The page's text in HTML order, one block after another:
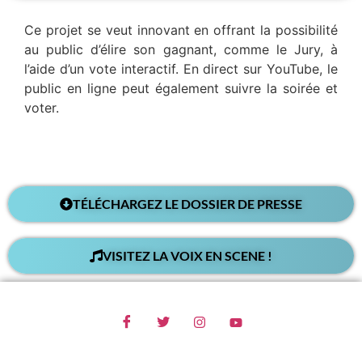
Ce projet se veut innovant en offrant la possibilité
au public d’élire son gagnant, comme le Jury, à
l’aide d’un vote interactif. En direct sur YouTube, le
public en ligne peut également suivre la soirée et
voter.
TÉLÉCHARGEZ LE DOSSIER DE PRESSE
VISITEZ LA VOIX EN SCENE !